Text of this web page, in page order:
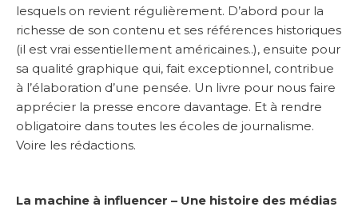
lesquels on revient régulièrement. D’abord pour la
richesse de son contenu et ses références historiques
(il est vrai essentiellement américaines..), ensuite pour
sa qualité graphique qui, fait exceptionnel, contribue
à l’élaboration d’une pensée. Un livre pour nous faire
apprécier la presse encore davantage. Et à rendre
obligatoire dans toutes les écoles de journalisme.
Voire les rédactions.
La machine à influencer – Une histoire des médias